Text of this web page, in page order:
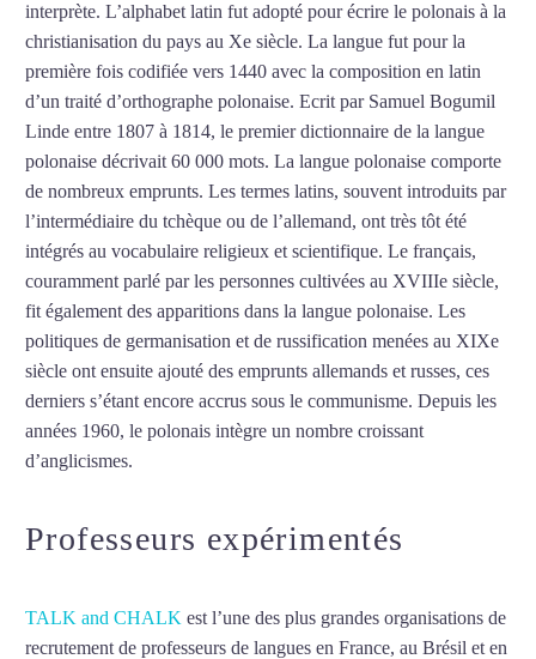
interprète. L’alphabet latin fut adopté pour écrire le polonais à la
christianisation du pays au Xe siècle. La langue fut pour la
première fois codifiée vers 1440 avec la composition en latin
d’un traité d’orthographe polonaise. Ecrit par Samuel Bogumil
Linde entre 1807 à 1814, le premier dictionnaire de la langue
polonaise décrivait 60 000 mots. La langue polonaise comporte
de nombreux emprunts. Les termes latins, souvent introduits par
l’intermédiaire du tchèque ou de l’allemand, ont très tôt été
intégrés au vocabulaire religieux et scientifique. Le français,
couramment parlé par les personnes cultivées au XVIIIe siècle,
fit également des apparitions dans la langue polonaise. Les
politiques de germanisation et de russification menées au XIXe
siècle ont ensuite ajouté des emprunts allemands et russes, ces
derniers s’étant encore accrus sous le communisme. Depuis les
années 1960, le polonais intègre un nombre croissant
d’anglicismes.
Professeurs expérimentés
TALK and CHALK est l’une des plus grandes organisations de
recrutement de professeurs de langues en France, au Brésil et en